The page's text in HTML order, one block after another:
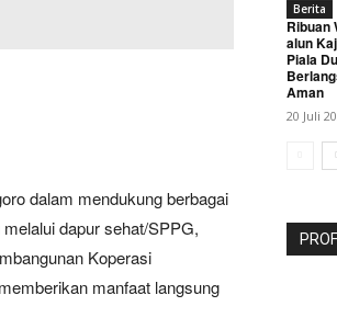
dalam mendukung berbagai
dapur sehat/SPPG,
Koperasi
manfaat langsung
Berita
Ribuan
alun
Piala
Aman
20 Juli